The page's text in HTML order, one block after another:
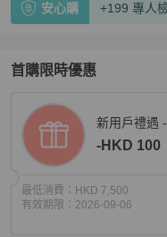
安心購 +199 專人
首購限時優惠
新用戶禮遇
-HKD 100
最低消費： HKD 7,500
有效期限： 2026-09-06